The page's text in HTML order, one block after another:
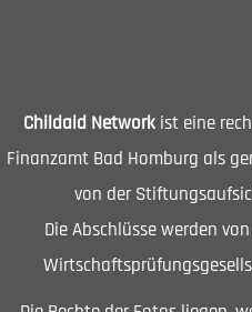
Childaid Network ist eine
Finanzamt Bad Homburg als
von der
Die Abschlüsse werden